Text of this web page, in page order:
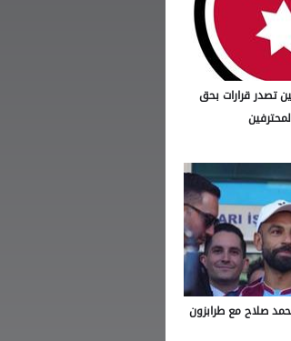
تصدر قرارات بحق
صلاح مع طرابزون